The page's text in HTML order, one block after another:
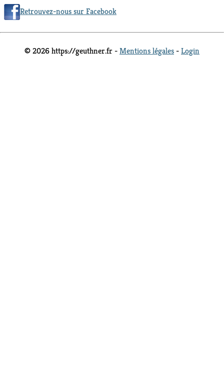
Retrouvez-nous sur Facebook
© 2026 https://geuthner.fr -Mentions légales -Login